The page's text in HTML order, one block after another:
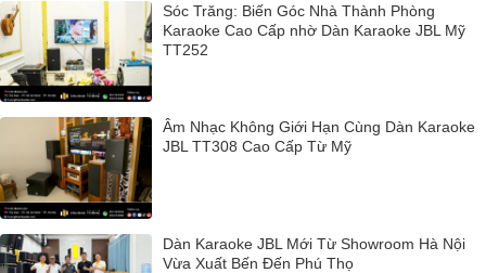
Sóc Trăng: Biến Góc Nhà Thành Phòng
Karaoke Cao Cấp nhờ Dàn Karaoke JBL Mỹ
TT252
Âm Nhạc Không Giới Hạn Cùng Dàn Karaoke
JBL TT308 Cao Cấp Từ Mỹ
Dàn Karaoke JBL Mới Từ Showroom Hà Nội
Vừa Xuất Bến Đến Phú Thọ